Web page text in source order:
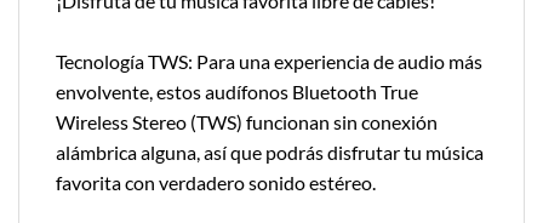
Tecnología TWS: Para una experiencia de audio más
envolvente, estos audífonos Bluetooth True
Wireless Stereo (TWS) funcionan sin conexión
alámbrica alguna, así que podrás disfrutar tu música
favorita con verdadero sonido estéreo.